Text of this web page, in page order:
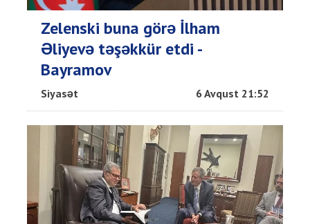
Zelenski buna görə İlham
Əliyevə təşəkkür etdi -
Bayramov
Siyasət 6 Avqust 21:52